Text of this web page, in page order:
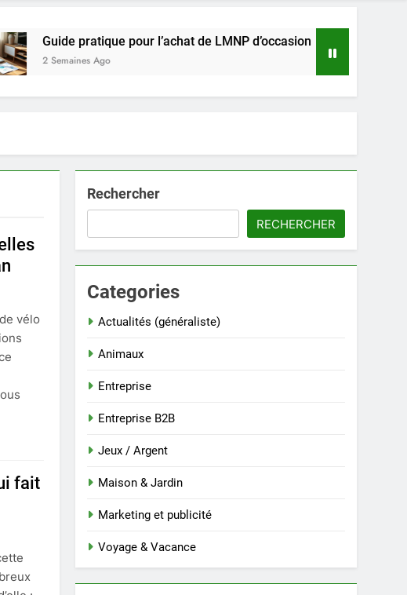
pratique pour l’achat de LMNP d’occasion
Ago
vélo
fait
Rechercher
RECHERCHER
Categories
Actualités (généraliste)
Animaux
Entreprise
Entreprise B2B
Jeux / Argent
Maison & Jardin
Marketing et publicité
Voyage & Vacance